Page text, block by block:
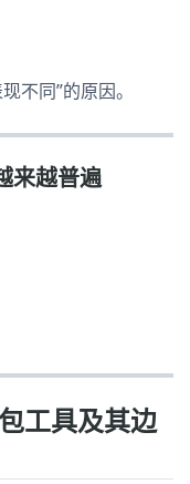
不同”的原因。
来越普遍
工具及其边